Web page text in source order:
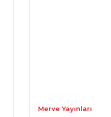
Merve Yayınları